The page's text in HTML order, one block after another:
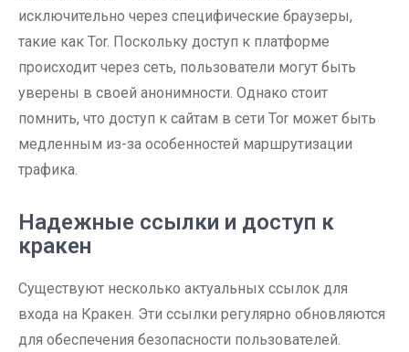
исключительно через специфические браузеры,
такие как Tor. Поскольку доступ к платформе
происходит через сеть, пользователи могут быть
уверены в своей анонимности. Однако стоит
помнить, что доступ к сайтам в сети Tor может быть
медленным из-за особенностей маршрутизации
трафика.
Надежные ссылки и доступ к
кракен
Существуют несколько актуальных ссылок для
входа на Кракен. Эти ссылки регулярно обновляются
для обеспечения безопасности пользователей.